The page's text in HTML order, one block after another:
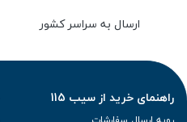
ارسال به سراسر کشور
راهنمای خرید از سیب 115